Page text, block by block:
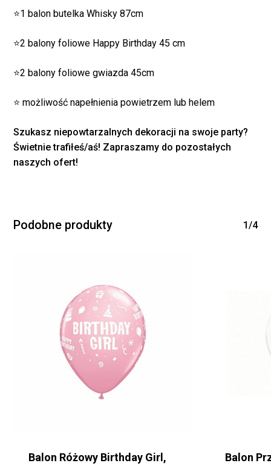
Brak produktów w
koszyku.
WRÓĆ DO SKLEPU
⭐1 balon butelka Whisky 87cm
⭐2 balony foliowe Happy Birthday 45 cm
⭐2 balony foliowe gwiazda 45cm
⭐ możliwość napełnienia powietrzem lub helem
Szukasz niepowtarzalnych dekoracji na swoje party?
Świetnie trafiłeś/aś! Zapraszamy do pozostałych
naszych ofert!
Podobne produkty 1/4
Balon Różowy Birthday Girl,
Balon